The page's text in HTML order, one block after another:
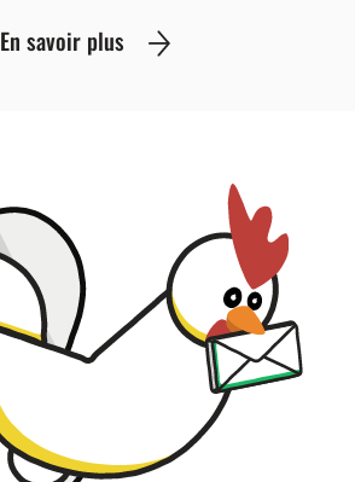
En savoir plus